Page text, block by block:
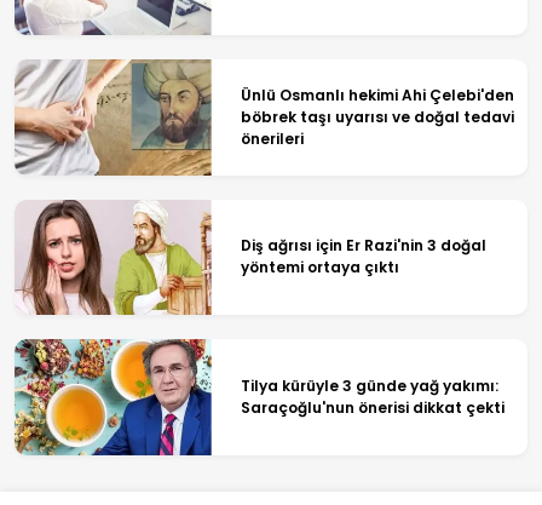
Ünlü Osmanlı hekimi Ahi Çelebi'den
böbrek taşı uyarısı ve doğal tedavi
önerileri
Diş ağrısı için Er Razi'nin 3 doğal
yöntemi ortaya çıktı
Tilya kürüyle 3 günde yağ yakımı:
Saraçoğlu'nun önerisi dikkat çekti